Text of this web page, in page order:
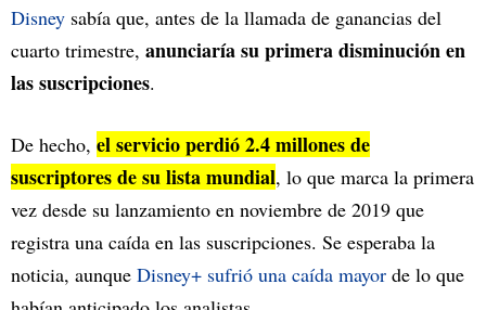
Disney sabía que, antes de la llamada de ganancias del
cuarto trimestre, anunciaría su primera disminución en
las suscripciones.
De hecho, el servicio perdió 2.4 millones de
suscriptores de su lista mundial, lo que marca la primera
vez desde su lanzamiento en noviembre de 2019 que
registra una caída en las suscripciones. Se esperaba la
noticia, aunque Disney+ sufrió una caída mayor de lo que